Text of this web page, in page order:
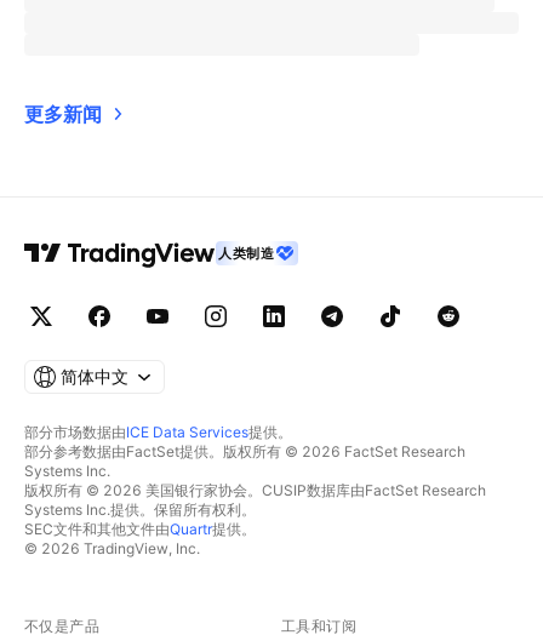
更多新闻
人类制造
简体中文
部分市场数据由ICE Data Services提供。
部分参考数据由FactSet提供。版权所有 © 2026 FactSet Research
Systems Inc.
版权所有 © 2026 美国银行家协会。CUSIP数据库由FactSet Research
Systems Inc.提供。保留所有权利。
SEC文件和其他文件由Quartr提供。
© 2026 TradingView, Inc.
不仅是产品 工具和订阅